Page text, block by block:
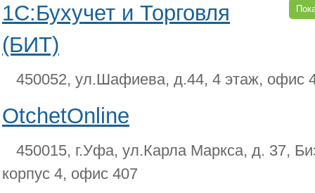
1С:Бухучет и Торговля
(БИТ)
450052, ул.Шафиева, д.44, 4 этаж, офис
OtchetOnline
450015, г.Уфа, ул.Карла Маркса, д. 37,
корпус 4, офис 407